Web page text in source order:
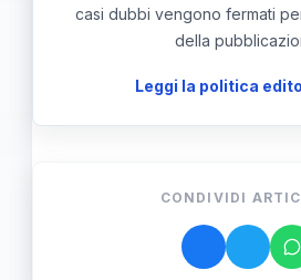
casi dubbi vengono fermati
della
Leggi la politica
CONDIVIDI